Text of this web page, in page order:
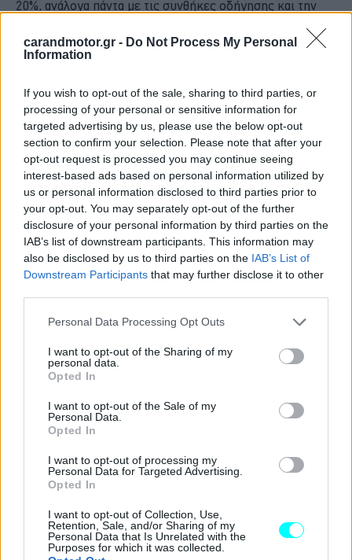
carandmotor.gr - Do Not Process My Personal
Information
If you wish to opt-out of the sale, sharing to third parties, or
processing of your personal or sensitive information for
targeted advertising by us, please use the below opt-out
section to confirm your selection. Please note that after your
opt-out request is processed you may continue seeing
interest-based ads based on personal information utilized by
us or personal information disclosed to third parties prior to
your opt-out. You may separately opt-out of the further
disclosure of your personal information by third parties on the
IAB’s list of downstream participants. This information may
also be disclosed by us to third parties on the IAB’s List of
Downstream Participants that may further disclose it to other
Please note that this website/app uses one or more Google
not limited to your visit or usage behaviour. You may click to
grant or deny consent to Google and its third-party tags to
use your data for below specified purposes in below Google
consent section.
Personal Data Processing Opt Outs
I want to opt-out of the Sharing of my
personal data.
Opted In
I want to opt-out of the Sale of my
Personal Data.
Opted In
I want to opt-out of processing my
Personal Data for Targeted Advertising.
Opted In
I want to opt-out of Collection, Use,
Retention, Sale, and/or Sharing of my
Personal Data that Is Unrelated with the
Purposes for which it was collected.
20%, ανάλογα πάντα με τις συνθήκες οδήγησης και την
Στην πράξη αυτό σημαίνει
επιπλέον κατανάλωση περίπου 0,5 με 1,5 λίτρου
την επηρεάζουν είναι η ταχύτητα κίνησης και το πεδίο
κίνησης (πόλη ή αυτοκινητόδρομος), η εξωτερική
θερμοκρασία (όσο μεγαλύτερη είναι τόσο τα δουλεύει το
σύστημα) και φυσικά η συντήρηση που έχει
πραγματοποιηθεί στο σύστημα κλιματισμού.
Στην περίπτωση υβριδικού αυτοκινήτου, η χρήση του
συστήματος κλιματισμούθα επηρεάσει την ηλεκτρική
αυτοκινήτου έως και 40%, με τους παράγοντες που